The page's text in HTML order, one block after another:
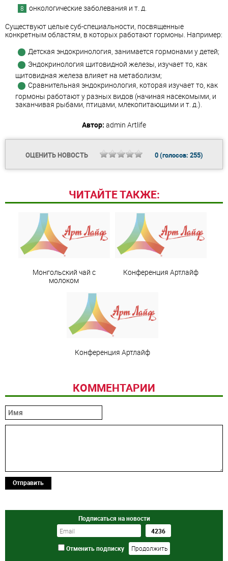
онкологические заболевания и т. д.
Существуют целые суб-специальности, посвященные
конкретным областям, в которых работают гормоны. Например:
Детская эндокринология, занимается гормонами у детей;
Эндокринология щитовидной железы, изучает то, как
щитовидная железа влияет на метаболизм;
Сравнительная эндокринология, которая изучает то, как
гормоны работают у разных видов (начиная насекомыми, и
заканчивая рыбами, птицами, млекопитающими и т. д.).
Автор: admin Artlife
ОЦЕНИТЬ НОВОСТЬ 0(голосов: 255)
ЧИТАЙТЕ ТАКЖЕ:
Монгольский чай с
молоком
Конференция Артлайф
Конференция Артлайф
КОММЕНТАРИИ
Отправить
Подписаться на новости
Отменить подписку